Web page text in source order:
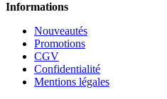
Informations
Nouveautés
Promotions
CGV
Confidentialité
Mentions légales